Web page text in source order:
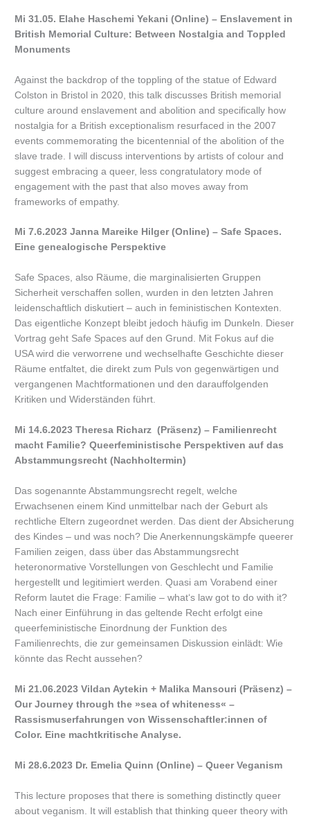
Mi 31.05. Elahe Haschemi Yekani (Online) – Enslavement in
British Memorial Culture: Between Nostalgia and Toppled
Monuments
Against the backdrop of the toppling of the statue of Edward
Colston in Bristol in 2020, this talk discusses British memorial
culture around enslavement and abolition and specifically how
nostalgia for a British exceptionalism resurfaced in the 2007
events commemorating the bicentennial of the abolition of the
slave trade. I will discuss interventions by artists of colour and
suggest embracing a queer, less congratulatory mode of
engagement with the past that also moves away from
frameworks of empathy.
Mi 7.6.2023 Janna Mareike Hilger (Online) – Safe Spaces.
Eine genealogische Perspektive
Safe Spaces, also Räume, die marginalisierten Gruppen
Sicherheit verschaffen sollen, wurden in den letzten Jahren
leidenschaftlich diskutiert – auch in feministischen Kontexten.
Das eigentliche Konzept bleibt jedoch häufig im Dunkeln. Dieser
Vortrag geht Safe Spaces auf den Grund. Mit Fokus auf die
USA wird die verworrene und wechselhafte Geschichte dieser
Räume entfaltet, die direkt zum Puls von gegenwärtigen und
vergangenen Machtformationen und den darauffolgenden
Kritiken und Widerständen führt.
Mi 14.6.2023 Theresa Richarz (Präsenz) – Familienrecht
macht Familie? Queerfeministische Perspektiven auf das
Abstammungsrecht (Nachholtermin)
​​​Das sogenannte Abstammungsrecht regelt, welche
Erwachsenen einem Kind unmittelbar nach der Geburt als
rechtliche Eltern zugeordnet werden. Das dient der Absicherung
des Kindes – und was noch? Die Anerkennungskämpfe queerer
Familien zeigen, dass über das Abstammungsrecht
heteronormative Vorstellungen von Geschlecht und Familie
hergestellt und legitimiert werden. Quasi am Vorabend einer
Reform lautet die Frage: Familie – what‘s law got to do with it?
Nach einer Einführung in das geltende Recht erfolgt eine
queerfeministische Einordnung der Funktion des
Familienrechts, die zur gemeinsamen Diskussion einlädt: Wie
könnte das Recht aussehen?
Mi 21.06.2023 Vildan Aytekin + Malika Mansouri (Präsenz) –
Our Journey through the »sea of whiteness« –
Rassismuserfahrungen von Wissenschaftler:innen of
Color. Eine machtkritische Analyse.
Mi 28.6.2023 Dr. Emelia Quinn (Online) – Queer Veganism
This lecture proposes that there is something distinctly queer
about veganism. It will establish that thinking queer theory with